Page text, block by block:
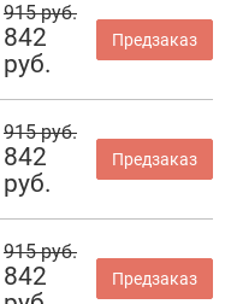
915 руб.
842
руб.
Предзаказ
915 руб.
842
руб.
Предзаказ
915 руб.
842
Предзаказ